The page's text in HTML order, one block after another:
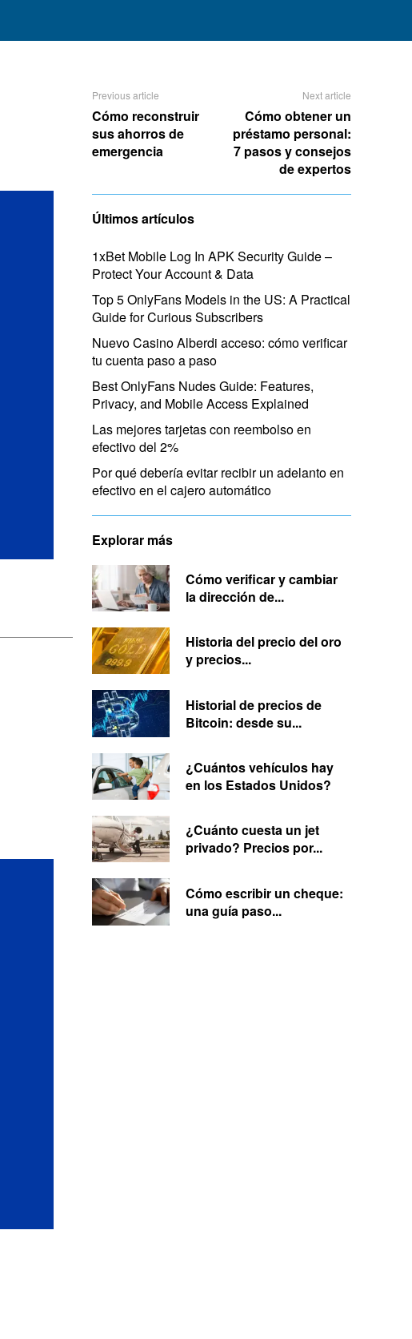
Previous article
Cómo reconstruir
sus ahorros de
emergencia
Next article
Cómo obtener un
préstamo personal:
7 pasos y consejos
de expertos
Últimos artículos
1xBet Mobile Log In APK Security Guide –
Protect Your Account & Data
Top 5 OnlyFans Models in the US: A Practical
Guide for Curious Subscribers
Nuevo Casino Alberdi acceso: cómo verificar
tu cuenta paso a paso
Best OnlyFans Nudes Guide: Features,
Privacy, and Mobile Access Explained
Las mejores tarjetas con reembolso en
efectivo del 2%
Por qué debería evitar recibir un adelanto en
efectivo en el cajero automático
Explorar más
Cómo verificar y cambiar
la dirección de...
Historia del precio del oro
y precios...
Historial de precios de
Bitcoin: desde su...
¿Cuántos vehículos hay
en los Estados Unidos?
¿Cuánto cuesta un jet
privado? Precios por...
Cómo escribir un cheque:
una guía paso...